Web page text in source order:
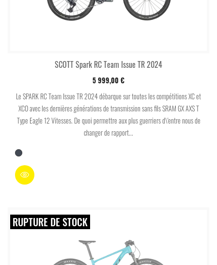
SCOTT Spark RC Team Issue TR 2024
5 999,00 €
Le SPARK RC Team Issue TR 2024 débarque sur toutes les compétitions XC et
XCO avec les dernières générations de transmission sans fils SRAM GX AXS T
Type Eagle 12 Vitesses. De quoi permettre aux plus guerriers d\'entre nous de
changer de rapport...
Noir
RUPTURE DE STOCK